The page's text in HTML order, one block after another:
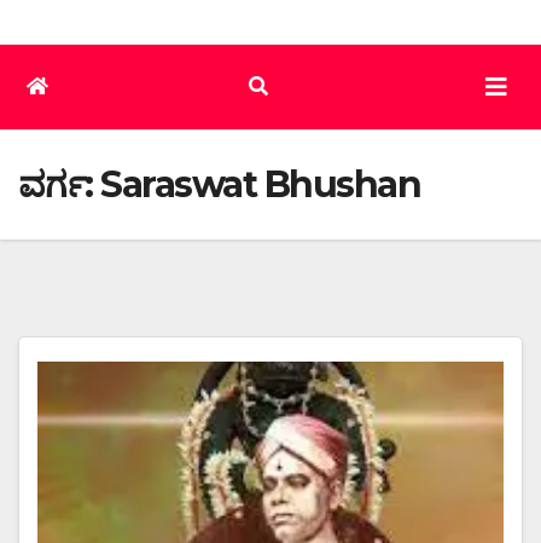
ವರ್ಗ:Saraswat Bhushan